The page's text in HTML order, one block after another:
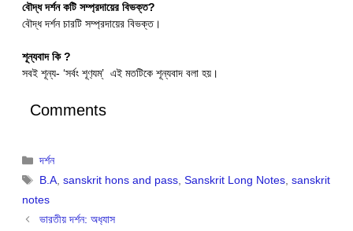
বৌদ্ধ দর্শন কটি সম্প্রদায়ের বিভক্ত?
বৌদ্ধ দর্শন চারটি সম্প্রদায়ের বিভক্ত।
শূন্যবাদকি ?
সবই শূন্য- ‘সর্বং শূণ‍্যম্’ এই মতটিকে শূন্যবাদ বলা হয়।
Comments
Categories
দর্শন
Tags
B.A ,sanskrit hons and pass ,Sanskrit Long Notes ,sanskrit
notes
ভারতীয় দর্শন: অধ‍্যাস